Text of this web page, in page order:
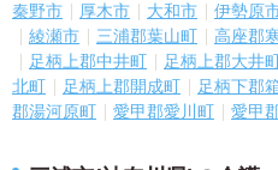
秦野市
厚木市 大和市 伊勢原
綾瀬市
三浦郡葉山町 高座郡
足柄上郡中井町
足柄上郡大井
北町
足柄上郡開成町 足柄下郡
郡湯河原町
愛甲郡愛川町 愛甲